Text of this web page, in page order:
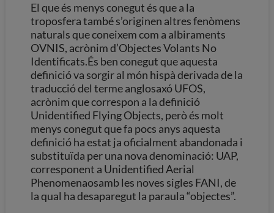
El que és menys conegut és que a la
troposfera també s’originen altres fenòmens
naturals que coneixem com a albiraments
OVNIS, acrònim d’Objectes Volants No
Identificats.És ben conegut que aquesta
definició va sorgir al món hispà derivada de la
traducció del terme anglosaxó UFOS,
acrònim que correspon a la definició
Unidentified Flying Objects, però és molt
menys conegut que fa pocs anys aquesta
definició ha estat ja oficialment abandonada i
substituïda per una nova denominació: UAP,
corresponent a Unidentified Aerial
Phenomenaosamb les noves sigles FANI, de
la qual ha desaparegut la paraula “objectes”.